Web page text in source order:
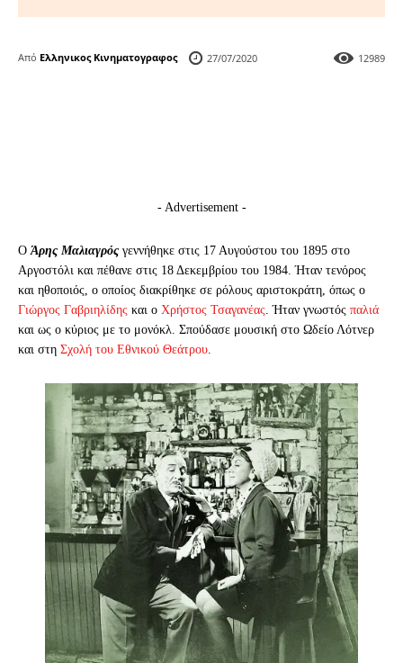
Από Ελληνικος Κινηματογραφος 27/07/2020 12989
- Advertisement -
Ο Άρης Μαλιαγρός γεννήθηκε στις 17 Αυγούστου του 1895 στο
Αργοστόλι και πέθανε στις 18 Δεκεμβρίου του 1984. Ήταν τενόρος
και ηθοποιός, ο οποίος διακρίθηκε σε ρόλους αριστοκράτη, όπως ο
Γιώργος Γαβριηλίδης και ο Χρήστος Τσαγανέας . Ήταν γνωστός παλιά
και ως ο κύριος με το μονόκλ. Σπούδασε μουσική στο Ωδείο Λότνερ
και στη Σχολή του Εθνικού Θεάτρου